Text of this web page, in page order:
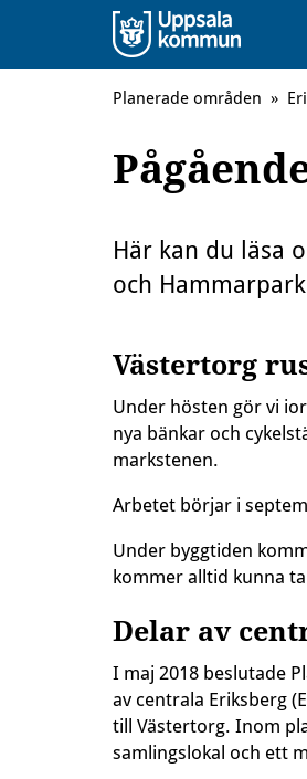
Planerade områden »
Här kan du läsa
och
Västertorg
Under hösten gör vi
nya bänkar och
markstenen.
Arbetet börjar i
Under byggtiden
kommer alltid kunna
Delar av
I maj 2018 beslutade
av centrala Eriksberg
till Västertorg. Inom
samlingslokal och ett